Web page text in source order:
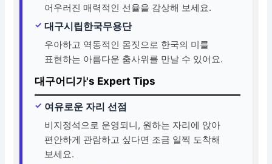
어우러진 매력적인 선율을 감상해 보세요.
대구시립한국무용단
우아하고 역동적인 몸짓으로 한국의 미를
표현하는 아름다운 춤사위를 만날 수 있어요.
대구어디가's Expert Tips
여유로운 자리 선점
비지정석으로 운영되니, 원하는 자리에 앉아
편안하게 관람하고 싶다면 조금 일찍 도착해
보세요.